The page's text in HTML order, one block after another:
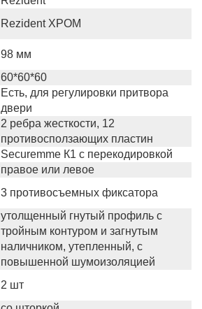
Rezident ХРОМ
98 мм
60*60*60
Есть, для регулировки притвора
двери
2 ребра жесткости, 12
противосползающих пластин
Securemme К1 с перекодировкой
правое или левое
3 противосъемных фиксатора
утолщенный гнутый профиль с
тройным контуром и загнутым
наличником, утепленный, с
повышенной шумоизоляцией
2 шт